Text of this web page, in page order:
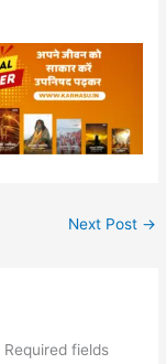
Next Post →
Required fields